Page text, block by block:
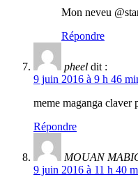
Mon neveu
Répondre
pheel dit :
9 juin 2016 à 9 h 46
meme maganga claver
Répondre
MOUAN
9 juin 2016 à 11 h 40